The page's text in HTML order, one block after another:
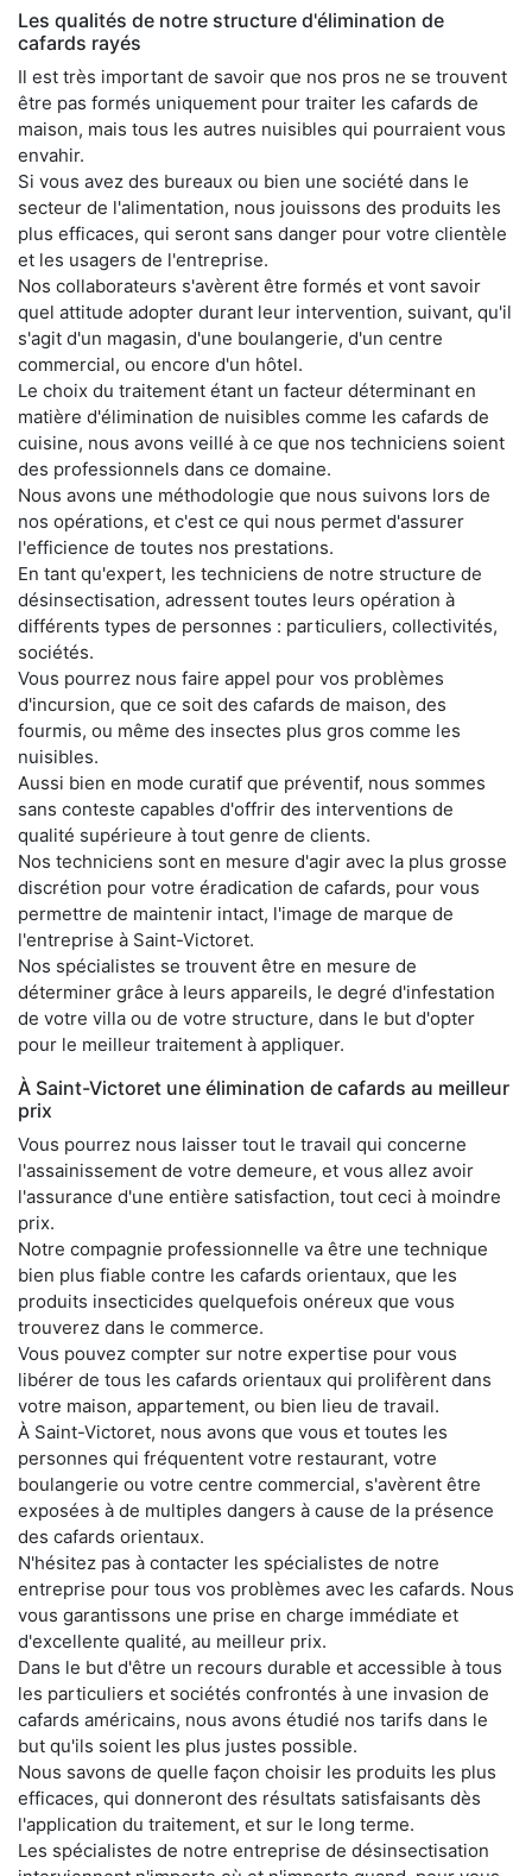
Les qualités de notre structure d'élimination de
cafards rayés
Il est très important de savoir que nos pros ne se trouvent
être pas formés uniquement pour traiter les cafards de
maison, mais tous les autres nuisibles qui pourraient vous
envahir.
Si vous avez des bureaux ou bien une société dans le
secteur de l'alimentation, nous jouissons des produits les
plus efficaces, qui seront sans danger pour votre clientèle
et les usagers de l'entreprise.
Nos collaborateurs s'avèrent être formés et vont savoir
quel attitude adopter durant leur intervention, suivant, qu'il
s'agit d'un magasin, d'une boulangerie, d'un centre
commercial, ou encore d'un hôtel.
Le choix du traitement étant un facteur déterminant en
matière d'élimination de nuisibles comme les cafards de
cuisine, nous avons veillé à ce que nos techniciens soient
des professionnels dans ce domaine.
Nous avons une méthodologie que nous suivons lors de
nos opérations, et c'est ce qui nous permet d'assurer
l'efficience de toutes nos prestations.
En tant qu'expert, les techniciens de notre structure de
désinsectisation, adressent toutes leurs opération à
différents types de personnes : particuliers, collectivités,
sociétés.
Vous pourrez nous faire appel pour vos problèmes
d'incursion, que ce soit des cafards de maison, des
fourmis, ou même des insectes plus gros comme les
nuisibles.
Aussi bien en mode curatif que préventif, nous sommes
sans conteste capables d'offrir des interventions de
qualité supérieure à tout genre de clients.
Nos techniciens sont en mesure d'agir avec la plus grosse
discrétion pour votre éradication de cafards, pour vous
permettre de maintenir intact, l'image de marque de
l'entreprise à Saint-Victoret.
Nos spécialistes se trouvent être en mesure de
déterminer grâce à leurs appareils, le degré d'infestation
de votre villa ou de votre structure, dans le but d'opter
pour le meilleur traitement à appliquer.
À Saint-Victoret une élimination de cafards au meilleur
prix
Vous pourrez nous laisser tout le travail qui concerne
l'assainissement de votre demeure, et vous allez avoir
l'assurance d'une entière satisfaction, tout ceci à moindre
prix.
Notre compagnie professionnelle va être une technique
bien plus fiable contre les cafards orientaux, que les
produits insecticides quelquefois onéreux que vous
trouverez dans le commerce.
Vous pouvez compter sur notre expertise pour vous
libérer de tous les cafards orientaux qui prolifèrent dans
votre maison, appartement, ou bien lieu de travail.
À Saint-Victoret, nous avons que vous et toutes les
personnes qui fréquentent votre restaurant, votre
boulangerie ou votre centre commercial, s'avèrent être
exposées à de multiples dangers à cause de la présence
des cafards orientaux.
N'hésitez pas à contacter les spécialistes de notre
entreprise pour tous vos problèmes avec les cafards. Nous
vous garantissons une prise en charge immédiate et
d'excellente qualité, au meilleur prix.
Dans le but d'être un recours durable et accessible à tous
les particuliers et sociétés confrontés à une invasion de
cafards américains, nous avons étudié nos tarifs dans le
but qu'ils soient les plus justes possible.
Nous savons de quelle façon choisir les produits les plus
efficaces, qui donneront des résultats satisfaisants dès
l'application du traitement, et sur le long terme.
Les spécialistes de notre entreprise de désinsectisation